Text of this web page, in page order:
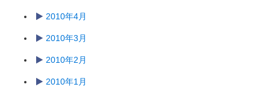
2010年4月
2010年3月
2010年2月
2010年1月